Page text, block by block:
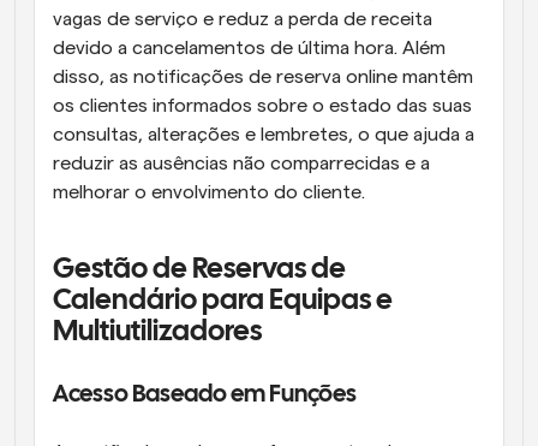
vagas de serviço e reduz a perda de receita
devido a cancelamentos de última hora. Além
disso, as notificações de reserva online mantêm
os clientes informados sobre o estado das suas
consultas, alterações e lembretes, o que ajuda a
reduzir as ausências não comparrecidas e a
melhorar o envolvimento do cliente.
Gestão de Reservas de
Calendário para Equipas e
Multiutilizadores
Acesso Baseado em Funções